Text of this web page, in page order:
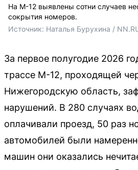
На М-12 выявлены сотни случаев
сокрытия номеров.
Источник: Наталья Бурухина /
За первое полугодие 2026
трассе М-12, проходящей
Нижегородскую область,
нарушений. В 280 случаях
оплачивали проезд, 50 раз
автомобилей были
машин они оказались